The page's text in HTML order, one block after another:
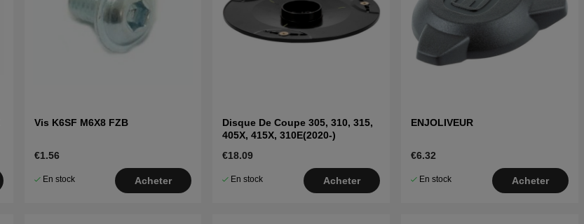
Vis K6SF M6X8 FZB
€1.56
En stock Acheter
Disque De Coupe 305, 310, 315,
405X, 415X, 310E(2020-)
€18.09
En stock Acheter
ENJOLIVEUR
€6.32
En stock Acheter